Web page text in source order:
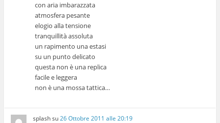
con aria imbarazzata
atmosfera pesante
elogio alla tensione
tranquillità assoluta
un rapimento una estasi
su un punto delicato
questa non è una replica
facile e leggera
non è una mossa tattica…
splashsu26 Ottobre 2011 alle 20:19